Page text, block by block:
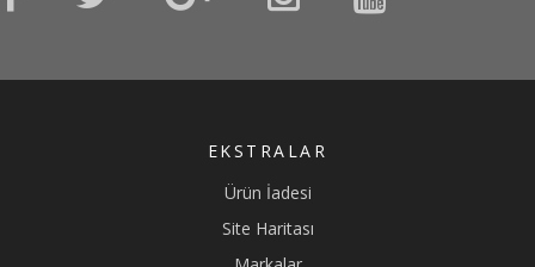
EKSTRALAR
Ürün İadesi
Site Haritası